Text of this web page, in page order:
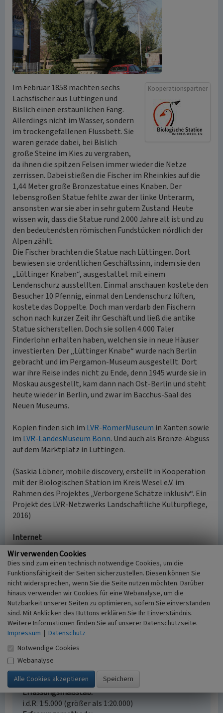
Kooperationspartner
Im Februar 1858 machten sechs
Lachsfischer aus Lüttingen und
Bislich einen erstaunlichen Fang.
Allerdings nicht im Wasser, sondern
im trockengefallenen Flussbett. Sie
waren gerade dabei, bei Bislich
große Steine im Kies zu vergraben,
da ihnen die spitzen Felsen immer wieder die Netze
zerrissen. Dabei stießen die Fischer im Rheinkies auf die
1,44 Meter große Bronzestatue eines Knaben. Der
lebensgroßen Statue fehlte zwar der linke Unterarm,
ansonsten war sie aber in sehr gutem Zustand. Heute
wissen wir, dass die Statue rund 2.000 Jahre alt ist und zu
den bedeutendsten römischen Fundstücken nördlich der
Alpen zählt.
Die Fischer brachten die Statue nach Lüttingen. Dort
bewiesen sie ordentlichen Geschäftssinn, indem sie den
„Lüttinger Knaben“, ausgestattet mit einem
Lendenschurz ausstellten. Einmal anschauen kostete den
Besucher 10 Pfennig, einmal den Lendenschurz lüften,
kostete das Doppelte. Doch man verdarb den Fischern
schon nach kurzer Zeit ihr Geschäft und ließ die antike
Statue sicherstellen. Doch sie sollen 4.000 Taler
Finderlohn erhalten haben, welchen sie in neue Häuser
investierten. Der „Lüttinger Knabe“ wurde nach Berlin
gebracht und im Pergamon-Museum ausgestellt. Dort
war ihre Reise indes nicht zu Ende, denn 1945 wurde sie in
Moskau ausgestellt, kam dann nach Ost-Berlin und steht
heute wieder in Berlin, und zwar im Bacchus-Saal des
Neuen Museums.
Kopien finden sich im LVR-RömerMuseum in Xanten sowie
im LVR-LandesMuseum Bonn. Und auch als Bronze-Abguss
auf dem Marktplatz in Lüttingen.
(Saskia Löbner, mobile discovery, erstellt in Kooperation
mit der Biologischen Station im Kreis Wesel e.V. im
Rahmen des Projektes „Verborgene Schätze inklusiv“. Ein
Projekt des LVR-Netzwerks Landschaftliche Kulturpflege,
2016)
Internet
www.xanten.de: Der Lüttinger Knabe - Der Fund im Rhein
(abgerufen 15.11.2016)
Bronzestatue Lüttinger Knabe
Schlagwörter
Statue Bronzeguss
Straße / Hausnummer
Pantaleonstraße
Ort
46509 Xanten - Lüttingen
Fachsicht(en)
Kulturlandschaftspflege
Erfassungsmaßstab
i.d.R. 1:5.000 (größer als 1:20.000)
Wir verwenden Cookies
Dies sind zum einen technisch notwendige Cookies, um die
Funktionsfähigkeit der Seiten sicherzustellen. Diesen können Sie
nicht widersprechen, wenn Sie die Seite nutzen möchten. Darüber
hinaus verwenden wir Cookies für eine Webanalyse, um die
Nutzbarkeit unserer Seiten zu optimieren, sofern Sie einverstanden
sind. Mit Anklicken des Buttons erklären Sie Ihr Einverständnis.
Weitere Informationen finden Sie auf unserer Datenschutzseite.
Impressum | Datenschutz
Notwendige Cookies
Webanalyse